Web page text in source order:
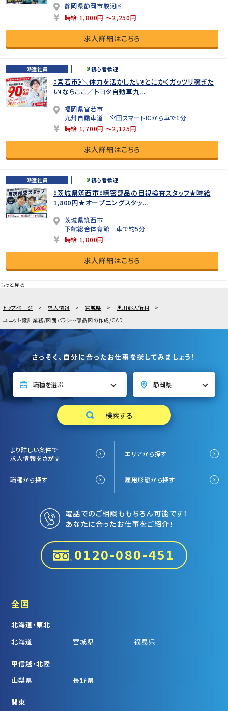
静岡県静岡市駿河区
時給 1,800円 ～2,250円
求人詳細はこちら
派遣社員 初心者歓迎
《宮若市》＼体力を活かしたい!とにかくガッツリ稼ぎた
い!ならここ／トヨタ自動車九...
福岡県宮若市
九州自動車道 宮田スマートICから車で1分
時給 1,700円 ～2,125円
求人詳細はこちら
派遣社員 初心者歓迎
《茨城県筑西市》精密部品の目視検査スタッフ★時給
1,800円★オープニングスタッ...
茨城県筑西市
下館総合体育館 車で約5分
時給 1,800円
求人詳細はこちら
もっと見る
トップページ 求人情報 宮城県
黒川郡大衡村
ユニット設計業務/図面バラシ～部品図の作成/CAD
さっそく、自分に合ったお仕事を探してみましょう！
より詳しい条件で
求人情報をさがす
エリアから探す
職種から探す 雇用形態から探す
電話でのご相談ももちろん可能です！
あなたに合ったお仕事をご紹介！
0120-080-451
全国
北海道・東北
北海道
宮城県 福島県
甲信越・北陸
山梨県
長野県
関東